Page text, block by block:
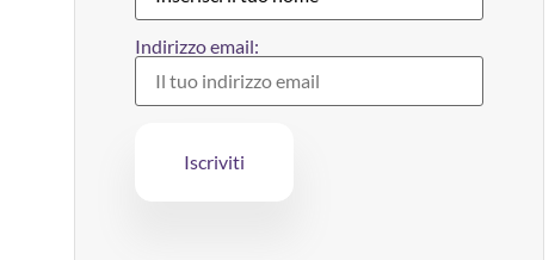
Indirizzo email: